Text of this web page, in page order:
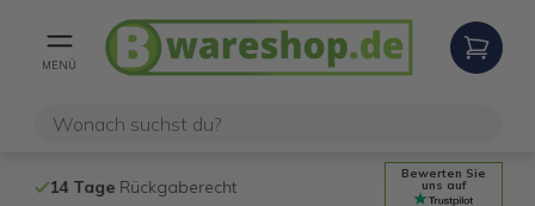
MENÜ
14 Tage Rückgaberecht Kostenloser
Bewerten Sie
uns auf